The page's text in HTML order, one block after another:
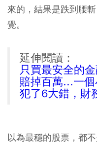
來的，結果是跌到腰
覺。
延伸閱讀：
只買最安全的
賠掉百萬...一
犯了6大錯，財
以為最穩的股票，都